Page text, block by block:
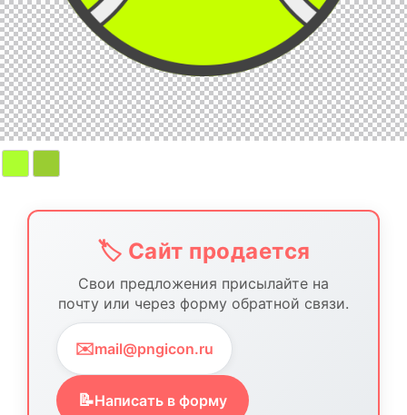
🏷️ Сайт продается
Свои предложения присылайте на
почту или через форму обратной связи.
✉️mail@pngicon.ru
📝Написать в форму